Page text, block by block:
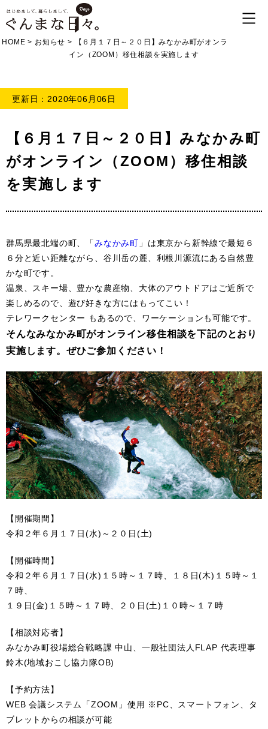
HOME > お知らせ >
【６月１７日～２０日】みなかみ町がオンラ
イン（ZOOM）移住相談を実施します
更新日：2020年06月06日
【６月１７日～２０日】みなかみ町
がオンライン（ZOOM）移住相談
を実施します
群馬県最北端の町、「みなかみ町 」は東京から新幹線で最短６
６分と近い距離ながら、谷川岳の麓、利根川源流にある自然豊
かな町です。
温泉、スキー場、豊かな農産物、大体のアウトドアはご近所で
楽しめるので、遊び好きな方にはもってこい！
テレワークセンター もあるので、ワーケーションも可能です。
そんなみなかみ町がオンライン移住相談を下記のとおり
実施します。 ぜひご参加ください！
【開催期間】
令和２年６月１７日(水)～２０日(土)
【開催時間】
令和２年６月１７日(水)１５時～１７時、１８日(木)１５時～１
７時、
１９日(金)１５時～１７時、２０日(土)１０時～１７時
【相談対応者】
みなかみ町役場総合戦略課 中山、一般社団法人FLAP 代表理事
鈴木(地域おこし協力隊OB)
【予約方法】
WEB 会議システム「ZOOM」使用 ※PC、スマートフォン、タ
ブレットからの相談が可能